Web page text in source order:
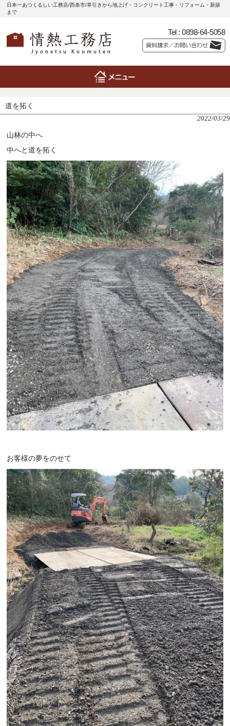
日本一あつくるしい工務店/西条市/草引きから地上げ・コンクリート工事・リフォーム・新築
まで
Tel : 0898-64-5058
道を拓く
2022/03/29
山林の中へ
中へと道を拓く
お客様の夢をのせて